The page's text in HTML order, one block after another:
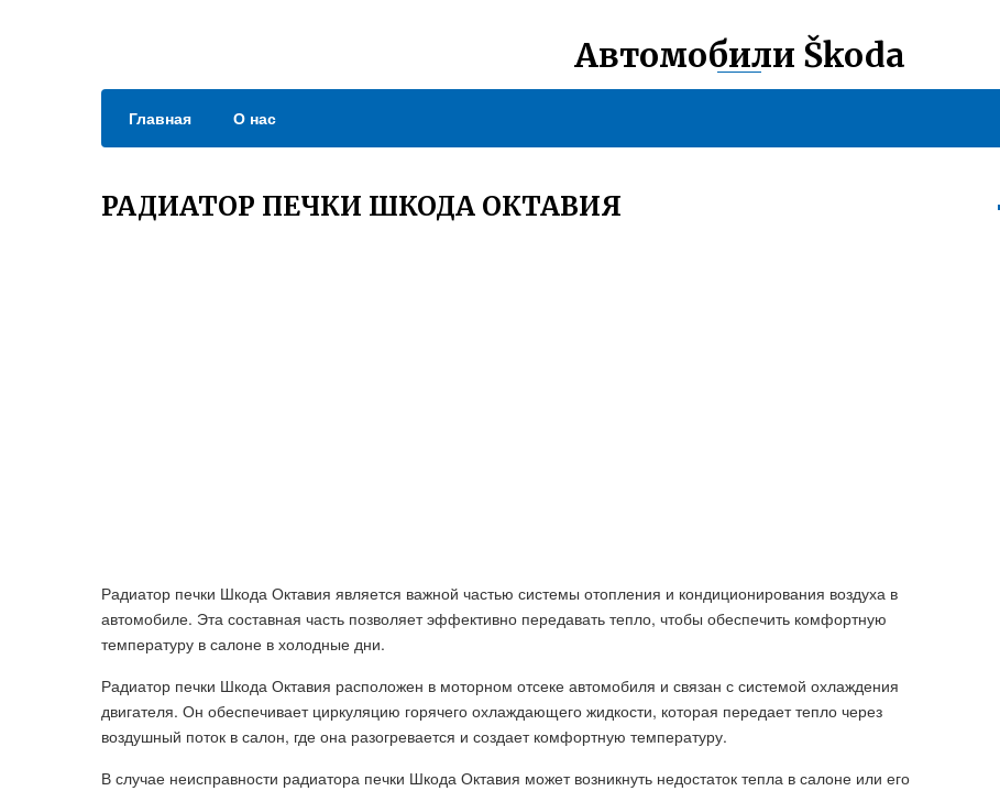
Автомобили Škoda
Главная О нас
РАДИАТОР ПЕЧКИ ШКОДА ОКТАВИЯ
Радиатор печки Шкода Октавия является важной частью системы отопления и кондиционирования воздуха в
автомобиле. Эта составная часть позволяет эффективно передавать тепло, чтобы обеспечить комфортную
температуру в салоне в холодные дни.
Радиатор печки Шкода Октавия расположен в моторном отсеке автомобиля и связан с системой охлаждения
двигателя. Он обеспечивает циркуляцию горячего охлаждающего жидкости, которая передает тепло через
воздушный поток в салон, где она разогревается и создает комфортную температуру.
В случае неисправности радиатора печки Шкода Октавия может возникнуть недостаток тепла в салоне или его